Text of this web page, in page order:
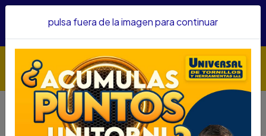
confianza&nbsp;Recibe un KIT PARRILLERO por compras
Inicio Herramientas
Herramienta Manual
Otras Herramientas Manuales
EXTRACTOR MOTO DESPINADOR CADENA FORCE 9Y0132
pulsa fuera de la imagen para continuar